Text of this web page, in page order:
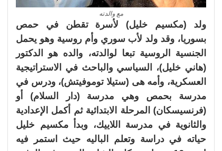
مع والدته
ولد (مكسيم خليل) لأسرة تقطن في حمص
بسوريا، وقد ولد لأب سوري وأم روسية وهو يحمل
الجنسية الروسية تبعا لوالدته، والده هو الدكتور
(هاني خليل)، السياسي والباحث في الاستراتيجية
العسكرية، وأمه هى (ستيلا توموفيتش)، ودرس في
مدرسة بحمص وهي مدرسة (دار السلام) أو
(فرنسيسكان) المرحلة الابتدائية ثم أكمل الإعدادية
والثانوية في مدرسة اللاييك، وبدأ مكسيم خليل
حياته في دراسة وتعلم الباليه حيث استمر فيه